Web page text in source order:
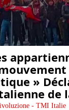
»
de
- TMI Italie